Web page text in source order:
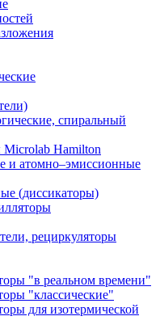
спиральный
Hamilton
и атомно–эмиссионные
(диссикаторы)
рециркуляторы
"в реальном времени"
"классические"
для изотермической